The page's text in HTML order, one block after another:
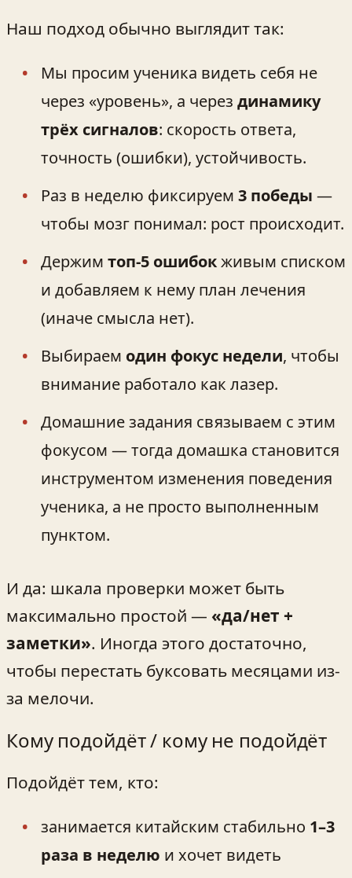
Наш подход обычно выглядит так:
Мы просим ученика видеть себя не
через «уровень», а через динамику
трёх сигналов: скорость ответа,
точность (ошибки), устойчивость.
Раз в неделю фиксируем 3 победы —
чтобы мозг понимал: рост происходит.
Держим топ‑5 ошибокживым списком
и добавляем к нему план лечения
(иначе смысла нет).
Выбираем один фокус недели, чтобы
внимание работало как лазер.
Домашние задания связываем с этим
фокусом — тогда домашка становится
инструментом изменения поведения
ученика, а не просто выполненным
пунктом.
И да: шкала проверки может быть
максимально простой — «да/нет +
заметки». Иногда этого достаточно,
чтобы перестать буксовать месяцами из-
за мелочи.
Кому подойдёт / кому не подойдёт
Подойдёт тем, кто:
занимается китайским стабильно 1–3
раза в неделю и хочет видеть